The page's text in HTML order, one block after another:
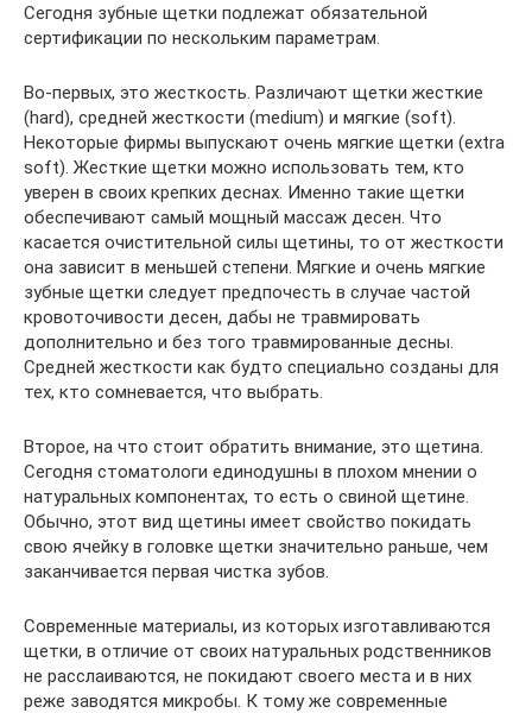
Сегодня зубные щетки подлежат обязательной
сертификации по нескольким параметрам.
Во-первых, это жесткость. Различают щетки жесткие
(hard), средней жесткости (medium) и мягкие (soft).
Некоторые фирмы выпускают очень мягкие щетки (extra
soft). Жесткие щетки можно использовать тем, кто
уверен в своих крепких деснах. Именно такие щетки
обеспечивают самый мощный массаж десен. Что
касается очистительной силы щетины, то от жесткости
она зависит в меньшей степени. Мягкие и очень мягкие
зубные щетки следует предпочесть в случае частой
кровоточивости десен, дабы не травмировать
дополнительно и без того травмированные десны.
Средней жесткости как будто специально созданы для
тех, кто сомневается, что выбрать.
Второе, на что стоит обратить внимание, это щетина.
Сегодня стоматологи единодушны в плохом мнении о
натуральных компонентах, то есть о свиной щетине.
Обычно, этот вид щетины имеет свойство покидать
свою ячейку в головке щетки значительно раньше, чем
заканчивается первая чистка зубов.
Современные материалы, из которых изготавливаются
щетки, в отличие от своих натуральных родственников
не расслаиваются, не покидают своего места и в них
реже заводятся микробы. К тому же современные